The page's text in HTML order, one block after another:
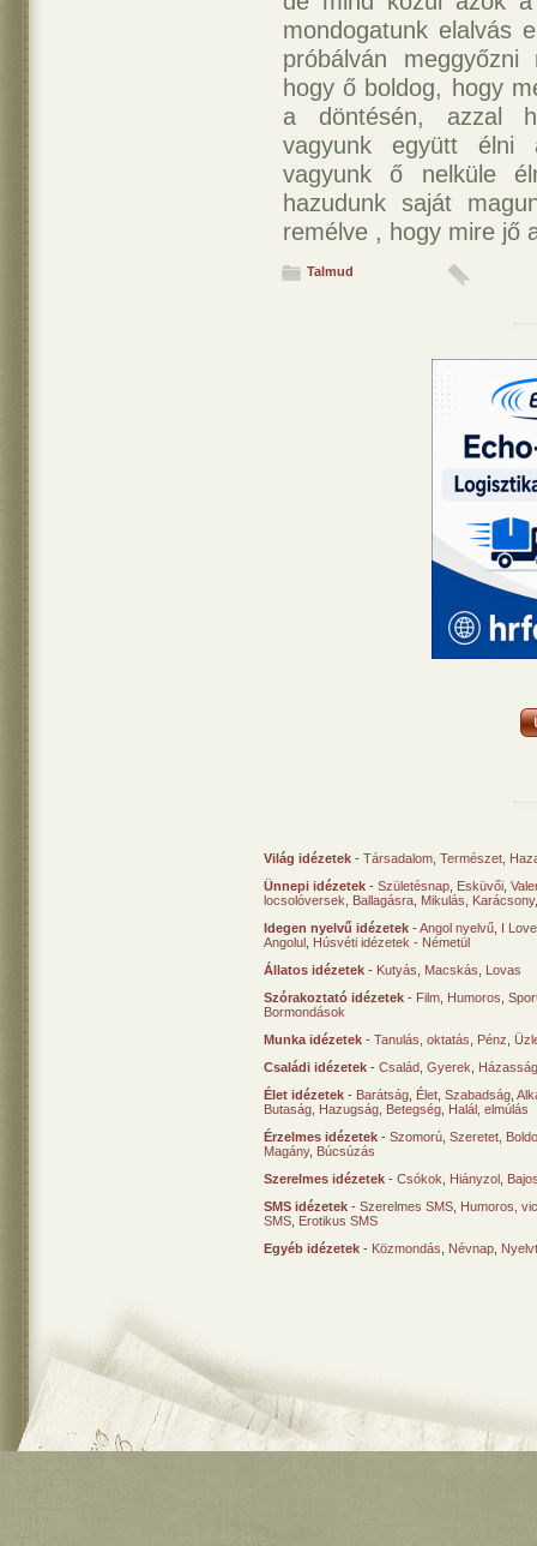
mondogatunk elalvás
próbálván
hogy ő boldog, hogy
a döntésén, azzal
vagyunk együtt élni
vagyunk ő nelküle
hazudunk saját
remélve , hogy mire jő
Talmud
Világ idézetek - Társadalom Természet
Ünnepi idézetek - Születésnap Esküvői
locsolóversek
Ballagásra Mikulás Karácsony
Idegen nyelvű idézetek -Angol nyelvű I
Angolul Húsvéti idézetek - Németül
Állatos idézetek - Kutyás Macskás
Lovas
Szórakoztató idézetek - Film Humoros
Bormondások
Munka idézetek - Tanulás, oktatás Pénz
Családi idézetek - Család Gyerek
Élet idézetek - Barátság Élet Szabadság
Butaság Hazugság Betegség Halál, elmúlás
Érzelmes idézetek - Szomorú Szeretet
Magány, Búcsúzás
Szerelmes idézetek - Csókok Hiányzol
SMS idézetek - Szerelmes SMS Humoros,
SMS Erotikus SMS
Egyéb idézetek - Közmondás Névnap